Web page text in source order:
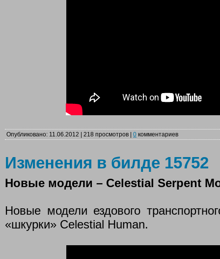
Опубликовано: 11.06.2012 | 218 просмотров | 0 комментариев
Изменения в билде 15752
Новые модели – Celestial Serpent
Новые модели ездового
«шкурки» Celestial Human.